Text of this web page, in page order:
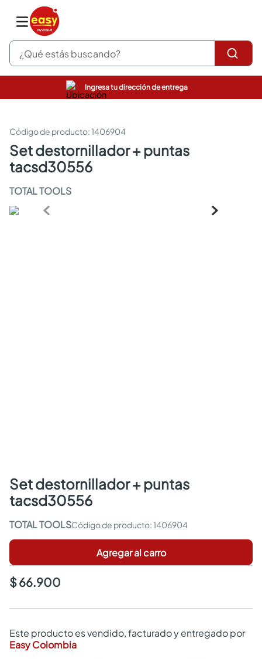
¿Qué estás buscando?
Ingresa tu dirección de entrega
:1406904
set destornillador + puntas
tacsd30556
TOTAL TOOLS
set destornillador + puntas
tacsd30556
TOTAL TOOLS :1406904
Agregar al carro
$ 66.900
Este producto es vendido, facturado y entregado por
Easy Colombia
pinturas
sanitarios
comedor
escritorio
armarios closet
comedores